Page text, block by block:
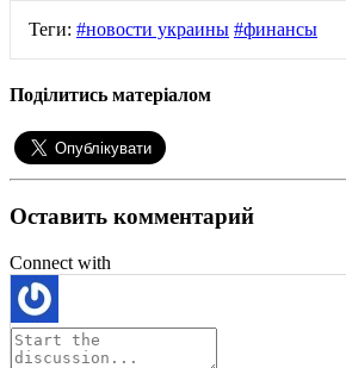
Теги: #новости украины #финансы
Поділитись матеріалом
Оставить комментарий
Connect with